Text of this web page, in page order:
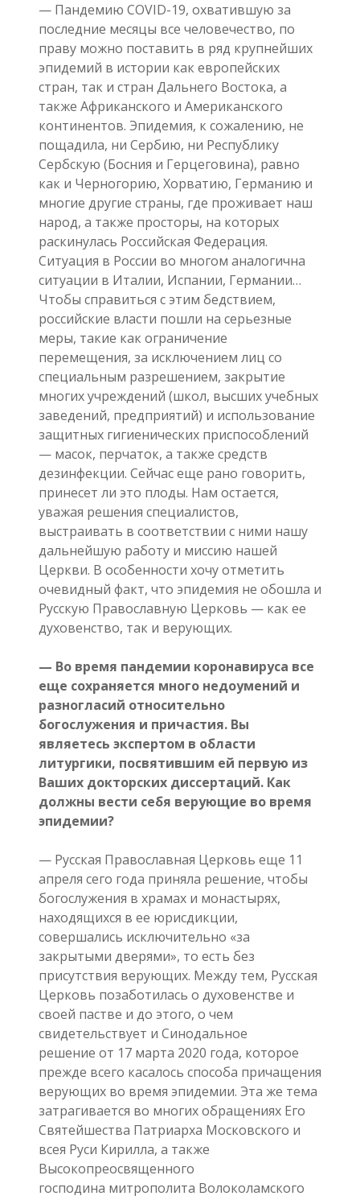
— Пандемию COVID-19, охватившую за
последние месяцы все человечество, по
праву можно поставить в ряд крупнейших
эпидемий в истории как европейских
стран, так и стран Дальнего Востока, а
также Африканского и Американского
континентов. Эпидемия, к сожалению, не
пощадила, ни Сербию, ни Республику
Сербскую (Босния и Герцеговина), равно
как и Черногорию, Хорватию, Германию и
многие другие страны, где проживает наш
народ, а также просторы, на которых
раскинулась Российская Федерация.
Ситуация в России во многом аналогична
ситуации в Италии, Испании, Германии…
Чтобы справиться с этим бедствием,
российские власти пошли на серьезные
меры, такие как ограничение
перемещения, за исключением лиц со
специальным разрешением, закрытие
многих учреждений (школ, высших учебных
заведений, предприятий) и использование
защитных гигиенических приспособлений
— масок, перчаток, а также средств
дезинфекции. Сейчас еще рано говорить,
принесет ли это плоды. Нам остается,
уважая решения специалистов,
выстраивать в соответствии с ними нашу
дальнейшую работу и миссию нашей
Церкви. В особенности хочу отметить
очевидный факт, что эпидемия не обошла и
Русскую Православную Церковь — как ее
духовенство, так и верующих.
— Во время пандемии коронавируса все
еще сохраняется много недоумений и
разногласий относительно
богослужения и причастия. Вы
являетесь экспертом в области
литургики, посвятившим ей первую из
Ваших докторских диссертаций. Как
должны вести себя верующие во время
эпидемии?
— Русская Православная Церковь еще 11
апреля сего года приняла решение, чтобы
богослужения в храмах и монастырях,
находящихся в ее юрисдикции,
совершались исключительно «за
закрытыми дверями», то есть без
присутствия верующих. Между тем, Русская
Церковь позаботилась о духовенстве и
своей пастве и до этого, о чем
свидетельствует и Синодальное
решение от 17 марта 2020 года, которое
прежде всего касалось способа причащения
верующих во время эпидемии. Эта же тема
затрагивается во многих обращениях Его
Святейшества Патриарха Московского и
всея Руси Кирилла, а также
Высокопреосвященного
господина митрополита Волоколамского